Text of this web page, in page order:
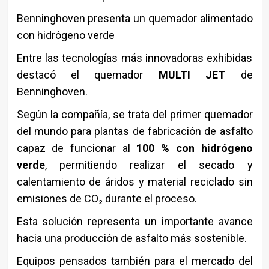
Benninghoven presenta un quemador alimentado
con hidrógeno verde
Entre las tecnologías más innovadoras exhibidas
destacó el quemador MULTI JET de
Benninghoven.
Según la compañía, se trata del primer quemador
del mundo para plantas de fabricación de asfalto
capaz de funcionar al 100 % con hidrógeno
verde, permitiendo realizar el secado y
calentamiento de áridos y material reciclado sin
emisiones de CO₂ durante el proceso.
Esta solución representa un importante avance
hacia una producción de asfalto más sostenible.
Equipos pensados también para el mercado del